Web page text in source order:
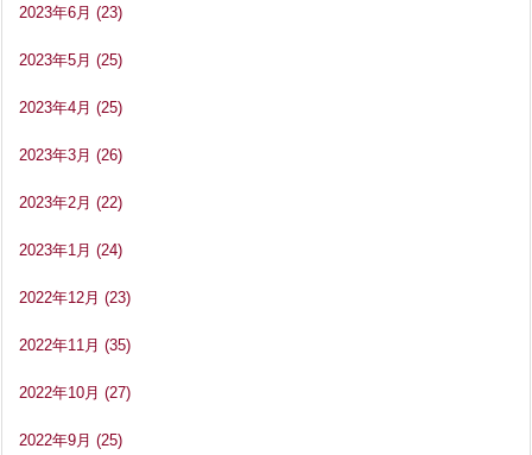
2023年6月 (23)
2023年5月 (25)
2023年4月 (25)
2023年3月 (26)
2023年2月 (22)
2023年1月 (24)
2022年12月 (23)
2022年11月 (35)
2022年10月 (27)
2022年9月 (25)